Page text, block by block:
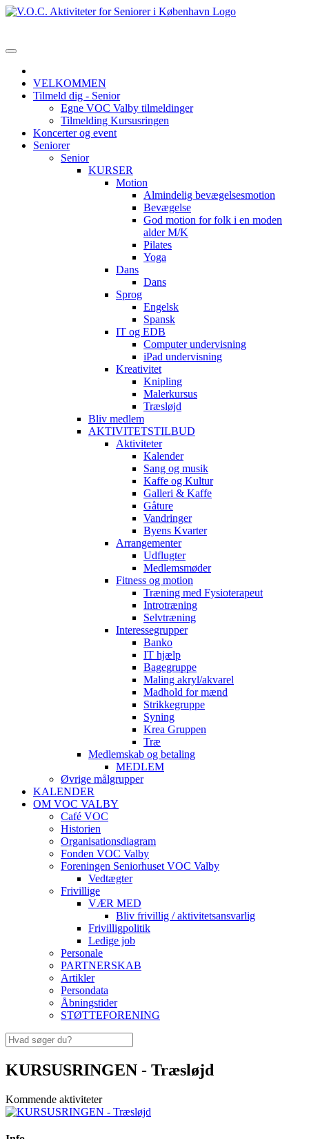
VELKOMMEN
Tilmeld dig - Senior
Egne VOC Valby tilmeldinger
Tilmelding Kursusringen
Koncerter og event
Seniorer
Senior
KURSER
Motion
Almindelig bevægelsesmotion
Bevægelse
God motion for folk i en moden
alder M/K
Pilates
Yoga
Dans
Dans
Sprog
Engelsk
Spansk
IT og EDB
Computer undervisning
iPad undervisning
Kreativitet
Knipling
Malerkursus
Træsløjd
Bliv medlem
AKTIVITETSTILBUD
Aktiviteter
Kalender
Sang og musik
Kaffe og Kultur
Galleri & Kaffe
Gåture
Vandringer
Byens Kvarter
Arrangementer
Udflugter
Medlemsmøder
Fitness og motion
Træning med Fysioterapeut
Introtræning
Selvtræning
Interessegrupper
Banko
IT hjælp
Bagegruppe
Maling akryl/akvarel
Madhold for mænd
Strikkegruppe
Syning
Krea Gruppen
Træ
Medlemskab og betaling
MEDLEM
Øvrige målgrupper
KALENDER
OM VOC VALBY
Café VOC
Historien
Organisationsdiagram
Fonden VOC Valby
Foreningen Seniorhuset VOC Valby
Vedtægter
Frivillige
VÆR MED
Bliv frivillig / aktivitetsansvarlig
Frivilligpolitik
Ledige job
Personale
PARTNERSKAB
Artikler
Persondata
Åbningstider
STØTTEFORENING
KURSUSRINGEN - Træsløjd
Kommende aktiviteter